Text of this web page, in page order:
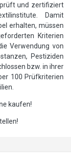
und zertifiziert
Damit
erhalten, müssen
Kriterien
Verwendung von
Pestiziden
bzw. in ihrer
100 Prüfkriterien
kaufen!